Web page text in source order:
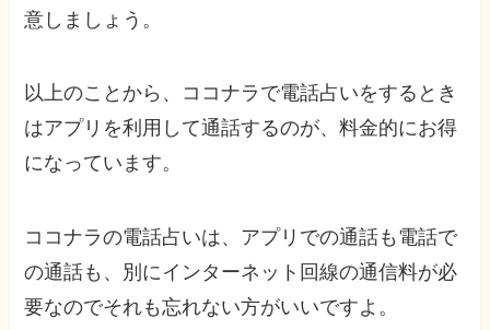
意しましょう。
以上のことから、ココナラで電話占いをするとき
はアプリを利用して通話するのが、料金的にお得
になっています。
ココナラの電話占いは、アプリでの通話も電話で
の通話も、別にインターネット回線の通信料が必
要なのでそれも忘れない方がいいですよ。